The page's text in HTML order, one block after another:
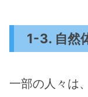
1-3. 自然
一部の人々は